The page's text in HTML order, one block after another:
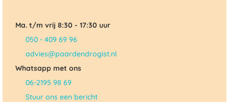
Ma. t/m vrij 8:30 - 17:30 uur
050 - 409 69 96
advies@paardendrogist.nl
Whatsapp met ons
06-2195 98 69
Stuur ons een bericht